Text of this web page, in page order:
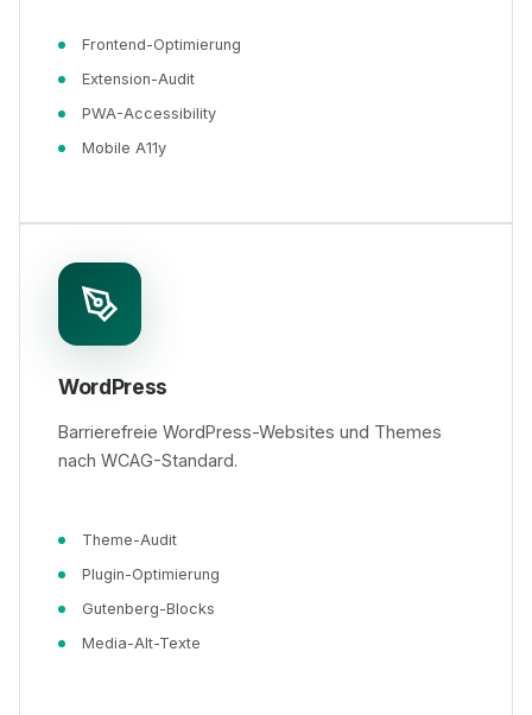
Frontend-Optimierung
Extension-Audit
PWA-Accessibility
Mobile A11y
WordPress
Barrierefreie WordPress-Websites und Themes
nach WCAG-Standard.
Theme-Audit
Plugin-Optimierung
Gutenberg-Blocks
Media-Alt-Texte